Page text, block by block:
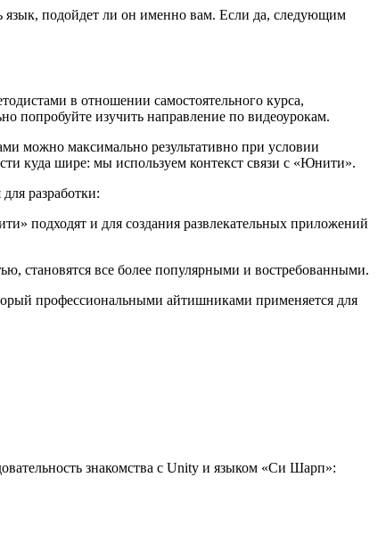
язык, подойдет ли он именно вам. Если да, следующим
в отношении самостоятельного курса,
попробуйте изучить направление по видеоурокам.
можно максимально результативно при условии
куда шире: мы используем контекст связи с «Юнити».
разработки:
подходят и для создания развлекательных приложений
становятся все более популярными и востребованными.
профессиональными айтишниками применяется для
знакомства с Unity и языком «Си Шарп»: